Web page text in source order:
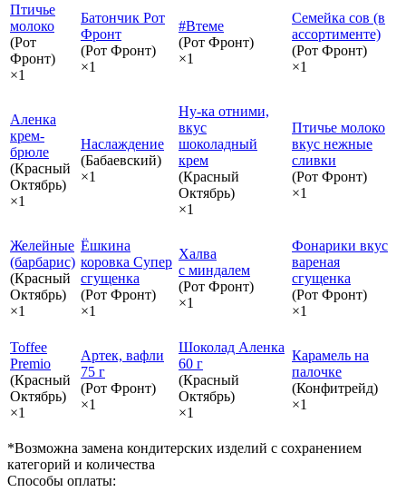
Птичье
молоко
(Рот
Фронт)
×1
Батончик Рот
Фронт
(Рот Фронт)
×1
#Втеме
(Рот Фронт)
×1
Семейка сов (в
ассортименте)
(Рот Фронт)
×1
Аленка
крем-
брюле
(Красный
Октябрь)
×1
Наслаждение
(Бабаевский)
×1
Ну-ка отними,
вкус
шоколадный
крем
(Красный
Октябрь)
×1
Птичье молоко
вкус нежные
сливки
(Рот Фронт)
×1
Желейные
(барбарис)
(Красный
Октябрь)
×1
Ёшкина
коровка Супер
сгущенка
(Рот Фронт)
×1
Халва
с миндалем
(Рот Фронт)
×1
Фонарики вкус
вареная
сгущенка
(Рот Фронт)
×1
Toffee
Premio
(Красный
Октябрь)
×1
Артек, вафли
75 г
(Рот Фронт)
×1
Шоколад Аленка
60 г
(Красный
Октябрь)
×1
Карамель на
палочке
(Конфитрейд)
×1
*Возможна замена кондитерских изделий с сохранением
категорий и количества
Способы оплаты: